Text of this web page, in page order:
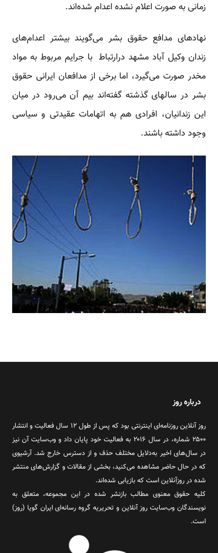
زمانی به صورت اعلام نشده اعدام شده‌اند.
نهادهای مدافع حقوق بشر می‌گویند بیشتر اعدام‌های
زندان وکیل آباد مشهد درارتباط با جرایم مربوط به مواد
مخدر صورت می‌گیرد، اما برخی از مدافعان ایرانی حقوق
بشر در سالهای گذشته گفته‌اند بیم آن می‌رود در میان
این زندانیان، افرادی هم به اتهامات عقیدتی و سیاسی
وجود داشته باشند.
درباره روز
روز آنلاین روزنامه‌ای اینترنتی بود که پس از طول ۱۲ سال فعالیت و انتشار
۲۵۰۰ شماره، در سال ۲۰۱۶ به فعالیت خود پایان داد و وب‌سایت آن نیز
در سال‌های اخیر به‌دلایل مختلف حذف و از دسترس خارج شد. آرشیوی
که در حال حاضر مشاهده می‌کنید، بخشی از مقالات و گزارش‌های منتشر
شده در روزآنلاین است که بازیابی شده‌اند.
کلیه حقوق معنوی مطالب بازنشر شده در این مجموعه، متعلق به
نویسندگان وب‌سایت روز آنلاین و تحریریه گروه رسانه‌ای ایران گویا (روز)
است.